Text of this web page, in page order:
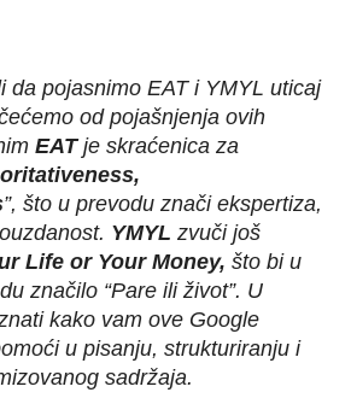
da pojasnimo EAT i YMYL uticaj
od pojašnjenja ovih
EATje skraćenica za
”, što u prevodu znači ekspertiza,
YMYL zvuči još
Life or Your Money, što bi u
značilo “Pare ili život”. U
kako vam ove Google
u pisanju, strukturiranju i
sadržaja.